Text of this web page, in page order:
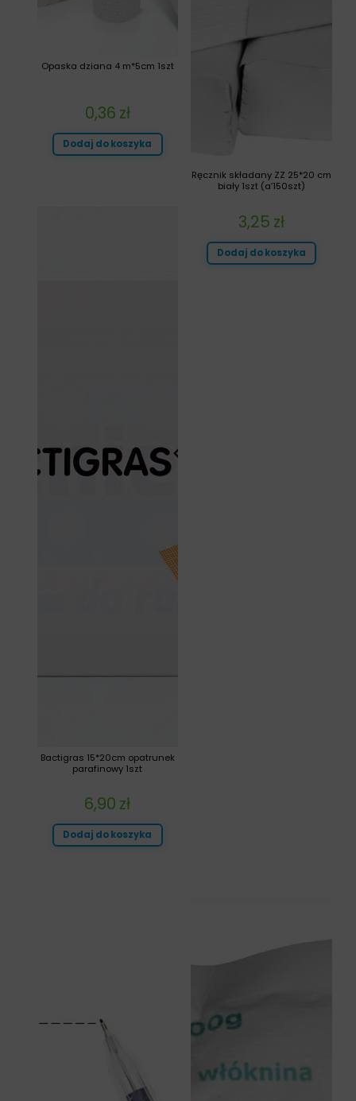
Ręcznik składany ZZ 25*20 cm
biały 1szt (a’150szt)
3,25 zł
Dodaj do koszyka
Opaska dziana 4 m*5cm 1szt
0,36 zł
Dodaj do koszyka
Bactigras 15*20cm opatrunek
parafinowy 1szt
6,90 zł
Dodaj do koszyka